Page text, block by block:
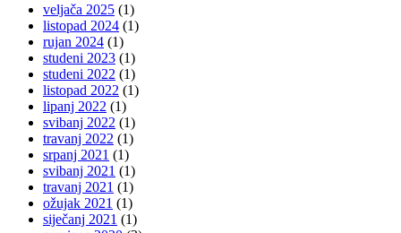
veljača 2025 (1)
listopad 2024 (1)
rujan 2024 (1)
studeni 2023 (1)
studeni 2022 (1)
listopad 2022 (1)
lipanj 2022 (1)
svibanj 2022 (1)
travanj 2022 (1)
srpanj 2021 (1)
svibanj 2021 (1)
travanj 2021 (1)
ožujak 2021 (1)
siječanj 2021 (1)